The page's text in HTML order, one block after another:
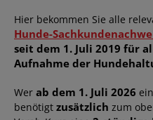
Hier bekommen Sie alle
Hunde-
seit dem 1. Juli 2019 für
Aufnahme der
Wer ab dem 1. Juli 2026
benötigt zusätzlich zum